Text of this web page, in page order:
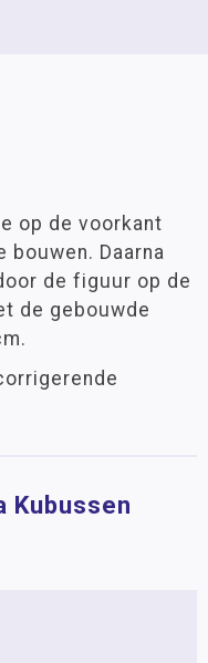
op de voorkant
Daarna
de figuur op de
de gebouwde
Kubussen